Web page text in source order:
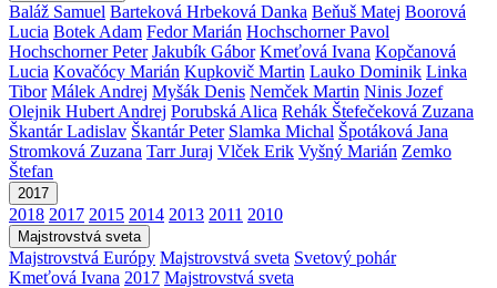
Baláž Samuel Barteková Hrbeková Danka Beňuš Matej Boorová
Lucia Botek Adam Fedor Marián Hochschorner Pavol
Hochschorner Peter Jakubík Gábor Kmeťová Ivana Kopčanová
Lucia Kovačócy Marián Kupkovič Martin Lauko Dominik Linka
Tibor Málek Andrej Myšák Denis Nemček Martin Ninis Jozef
Olejnik Hubert Andrej Porubská Alica Rehák Štefečeková Zuzana
Škantár Ladislav Škantár Peter Slamka Michal Špotáková Jana
Stromková Zuzana Tarr Juraj Vlček Erik Vyšný Marián Zemko
Štefan
2017
2018 2017 2015 2014 2013 2011 2010
Majstrovstvá sveta
Majstrovstvá Európy Majstrovstvá sveta Svetový pohár
Kmeťová Ivana 2017 Majstrovstvá sveta